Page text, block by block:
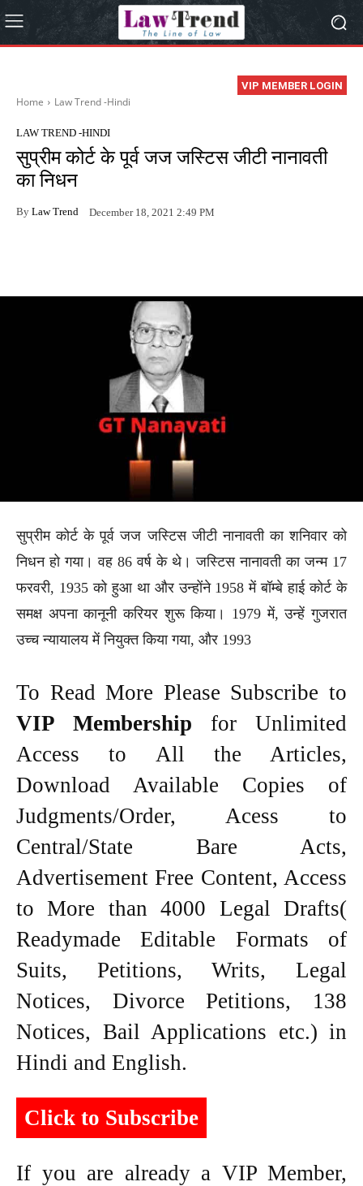
VIP MEMBER LOGIN
Home Law Trend -Hindi
LAW TREND -HINDI
सुप्रीम कोर्ट के पूर्व जज जस्टिस जीटी नानावती
का निधन
By Law Trend December 18, 2021 2:49 PM
सुप्रीम कोर्ट के पूर्व जज जस्टिस जीटी नानावती का शनिवार को
निधन हो गया। वह 86 वर्ष के थे। जस्टिस नानावती का जन्म 17
फरवरी, 1935 को हुआ था और उन्होंने 1958 में बॉम्बे हाई कोर्ट के
समक्ष अपना कानूनी करियर शुरू किया। 1979 में, उन्हें गुजरात
उच्च न्यायालय में नियुक्त किया गया, और 1993
To Read More Please Subscribe to
VIP Membership for Unlimited
Access to All the Articles,
Download Available Copies of
Judgments/Order, Acess to
Central/State Bare Acts,
Advertisement Free Content, Access
to More than 4000 Legal Drafts(
Readymade Editable Formats of
Suits, Petitions, Writs, Legal
Notices, Divorce Petitions, 138
Notices, Bail Applications etc.) in
Hindi and English.
Click to Subscribe
If you are already a VIP Member,